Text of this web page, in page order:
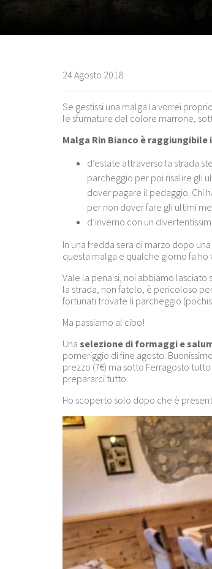
24 Agosto 2018
Se gestissi una malga la vorrei
le sfumature del colore marrone,
Malga Rin Bianco è
d’estate attraverso la strada
parcheggio per poi risalire gli
dover pagare il pedaggio. Chi
per non dover fare gli ultimi
d’inverno con un
In una fredda sera di marzo dopo
questa malga e qualche giorno fa ho
Vale la pena si, noi abbiamo
la strada, non fatelo, è pericoloso
fortunati trovate lì parcheggio
Ma passiamo al cibo!
Una selezione di formaggi e
pomeriggio di fine agosto.
prezzo (7€) ma sotto Ferragosto
prepararci tutto.
Ho scoperto solo dopo che è